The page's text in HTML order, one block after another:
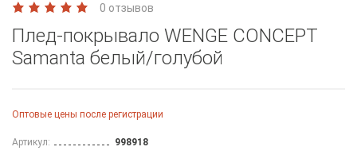
0 отзывов
Плед-покрывало WENGE CONCEPT
Samanta белый/голубой
Оптовые цены после регистрации
Артикул: 998918